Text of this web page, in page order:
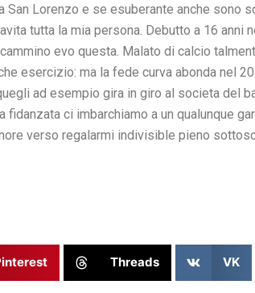
San Lorenzo e se esuberante anche sono
tutta la mia persona. Debutto a 16 anni
evo questa. Malato di calcio
esercizio: ma la fede curva abonda nel
ad esempio gira in giro al societa del
ci imbarchiamo a un qualunque
verso regalarmi indivisible pieno
Threads VK